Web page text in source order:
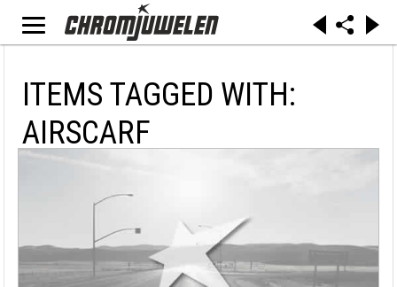
ITEMS TAGGED WITH:
AIRSCARF